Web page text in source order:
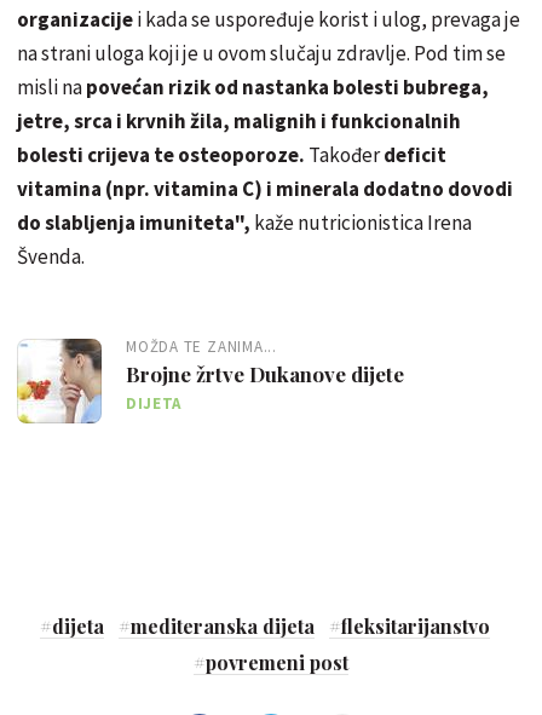
organizacijei kada se uspoređuje korist i ulog, prevaga je
na strani uloga koji je u ovom slučaju zdravlje. Pod tim se
misli napovećan rizik od nastanka bolesti bubrega,
jetre, srca i krvnih žila, malignih i funkcionalnih
bolesti crijeva te osteoporoze. Takođerdeficit
vitamina (npr. vitamina C) i minerala dodatno dovodi
do slabljenja imuniteta", kaže nutricionistica Irena
Švenda.
MOŽDA TE ZANIMA...
Brojne žrtve Dukanove dijete
DIJETA
#dijeta #mediteranska dijeta #fleksitarijanstvo
#povremeni post